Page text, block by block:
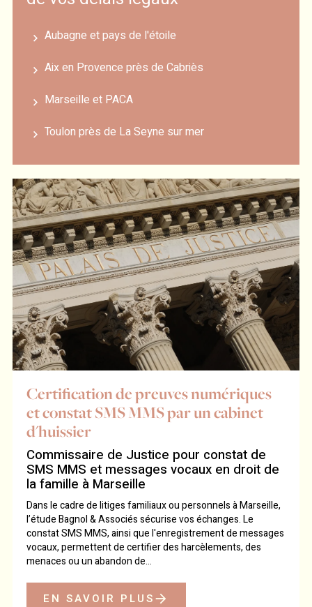
Aubagne et pays de l'étoile
Aix en Provence près de Cabriès
Marseille et PACA
Toulon près de La Seyne sur mer
Certification de preuves numériques
et constat SMS MMS par un cabinet
d'huissier
Commissaire de Justice pour constat de
SMS MMS et messages vocaux en droit de
la famille à Marseille
Dans le cadre de litiges familiaux ou personnels à Marseille,
l’étude Bagnol & Associés sécurise vos échanges. Le
constat SMS MMS, ainsi que l'enregistrement de messages
vocaux, permettent de certifier des harcèlements, des
menaces ou un abandon de...
EN SAVOIR PLUS